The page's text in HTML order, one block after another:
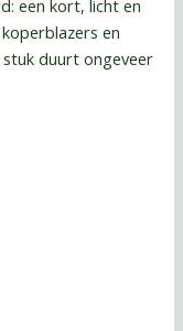
een kort, licht en
en
stuk duurt ongeveer